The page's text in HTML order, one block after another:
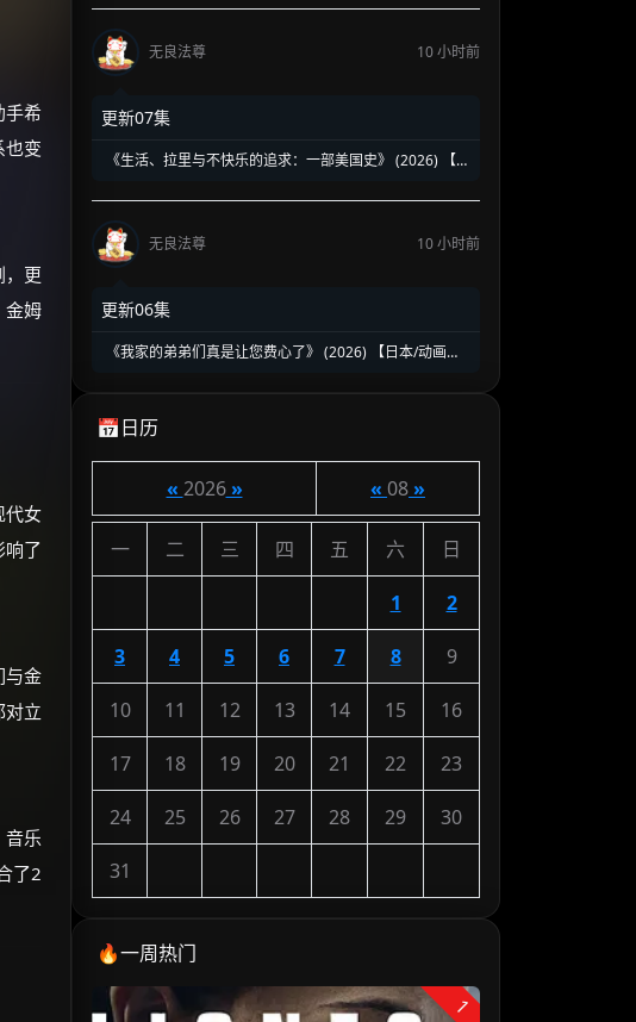
手希
也变
，更
金姆
代女
了
与金
对立
乐
了2
核废人玩家的受死流异世界无双 | 骨灰级高玩必看的硬核
转生神作
无良法尊
10 小时前
更新07集
《生活、拉里与不快乐的追求：一部美国史》 (2026) 【美
制热情》荒诞来袭
无良法尊
10 小时前
更新06集
《我家的弟弟们真是让您费心了》 (2026) 【日本/动画】
📅日历
« 2026» « 08»
一 二 三 四 五 六 日
1 2
3 4 5 6 7 8 9
10 11 12 13 14 15 16
17 18 19 20 21 22 23
24 25 26 27 28 29 30
31
🔥一周热门
1